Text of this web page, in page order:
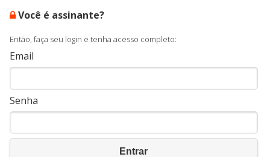
Você é assinante?
Então, faça seu login e tenha acesso completo:
Email
Senha
Entrar